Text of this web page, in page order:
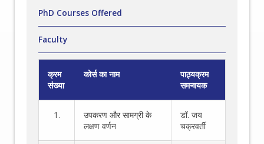
PhD Courses Offered
Faculty
क्रम
संख्या
कोर्स का नाम
पाठ्यक्रम
समन्वयक
1.
उपकरण और सामग्री के
लक्षण वर्णन
डॉ. जय
चक्रवर्ती